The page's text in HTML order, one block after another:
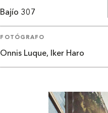
Bajío 307
FOTÓGRAFO
Onnis Luque, Iker Haro